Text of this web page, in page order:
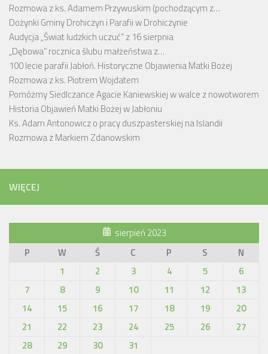
Rozmowa z ks. Adamem Przywuskim (pochodzącym z…
Dożynki Gminy Drohiczyn i Parafii w Drohiczynie
Audycja „Świat ludzkich uczuć” z 16 sierpnia
„Dębowa” rocznica ślubu małżeństwa z…
100 lecie parafii Jabłoń. Historyczne Objawienia Matki Bożej
Rozmowa z ks. Piotrem Wojdatem
Pomóżmy Siedlczance Agacie Kaniewskiej w walce z nowotworem
Historia Objawień Matki Bożej w Jabłoniu
Ks. Adam Antonowicz o pracy duszpasterskiej na Islandii
Rozmowa z Markiem Zdanowskim
WIĘCEJ
sierpień 2023
P
W Ś C P S
N
1
2 3 4 5
6
7
8 9 10 11 12
13
14
15 16 17 18 19
20
21
22 23 24 25 26
27
28
29 30
31